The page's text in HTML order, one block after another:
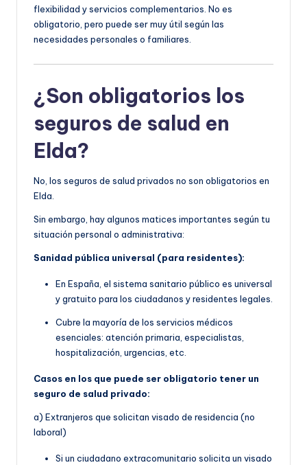
flexibilidad y servicios complementarios. No es
obligatorio, pero puede ser muy útil según las
necesidades personales o familiares.
¿Son obligatorios los
seguros de salud en
Elda?
No, los seguros de salud privados no son obligatorios en
Elda.
Sin embargo, hay algunos matices importantes según tu
situación personal o administrativa:
Sanidad pública universal (para residentes):
En España, el sistema sanitario público es universal
y gratuito para los ciudadanos y residentes legales.
Cubre la mayoría de los servicios médicos
esenciales: atención primaria, especialistas,
hospitalización, urgencias, etc.
Casos en los que puede ser obligatorio tener un
seguro de salud privado:
a) Extranjeros que solicitan visado de residencia (no
laboral)
Si un ciudadano extracomunitario solicita un visado